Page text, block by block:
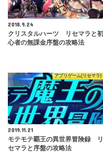
2018.9.24
クリスタルハーツ リセマラと初
心者の無課金序盤の攻略法
アプリゲーム(リセマラ)
2019.11.21
モテモテ覇王の異世界冒険録 リ
セマラと序盤の攻略法